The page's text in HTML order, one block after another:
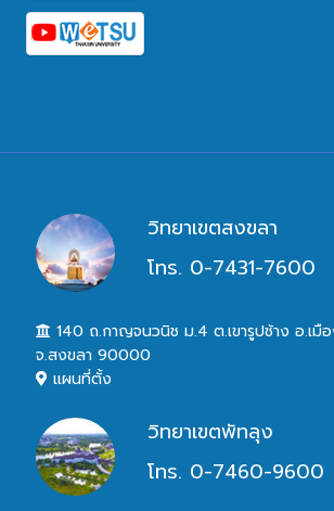
วิทยาเขตสงขลา
โทร. 0-7431-7600
140 ถ.กาญจนวนิช ม.4 ต.เขารูปช้าง อ.เมื
จ.สงขลา 90000
แผนที่ตั้ง
วิทยาเขตพัทลุง
โทร. 0-7460-9600